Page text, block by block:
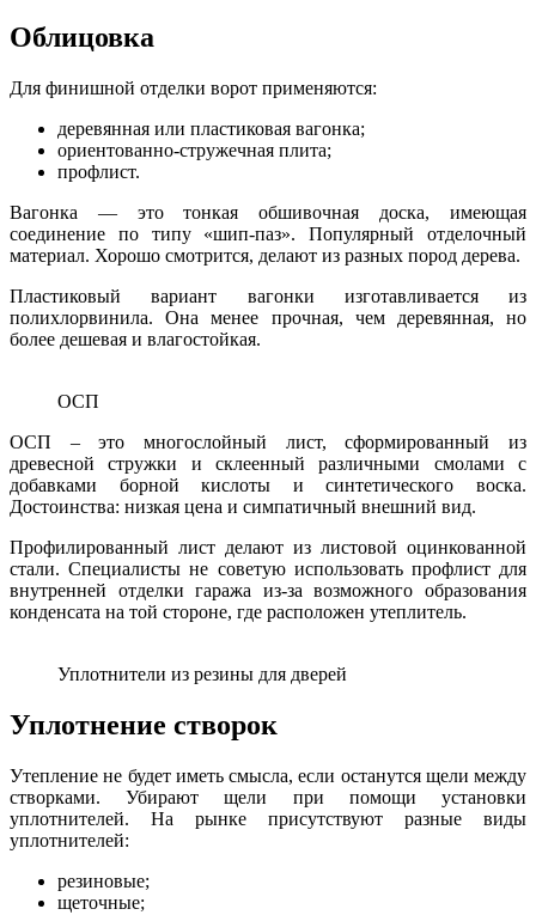
Облицовка
Для финишной отделки ворот применяются:
деревянная или пластиковая вагонка;
ориентованно-стружечная плита;
профлист.
Вагонка — это тонкая обшивочная доска, имеющая
соединение по типу «шип-паз». Популярный отделочный
материал. Хорошо смотрится, делают из разных пород дерева.
Пластиковый вариант вагонки изготавливается из
полихлорвинила. Она менее прочная, чем деревянная, но
более дешевая и влагостойкая.
ОСП
ОСП – это многослойный лист, сформированный из
древесной стружки и склеенный различными смолами с
добавками борной кислоты и синтетического воска.
Достоинства: низкая цена и симпатичный внешний вид.
Профилированный лист делают из листовой оцинкованной
стали. Специалисты не советую использовать профлист для
внутренней отделки гаража из-за возможного образования
конденсата на той стороне, где расположен утеплитель.
Уплотнители из резины для дверей
Уплотнение створок
Утепление не будет иметь смысла, если останутся щели между
створками. Убирают щели при помощи установки
уплотнителей. На рынке присутствуют разные виды
уплотнителей:
резиновые;
щеточные;